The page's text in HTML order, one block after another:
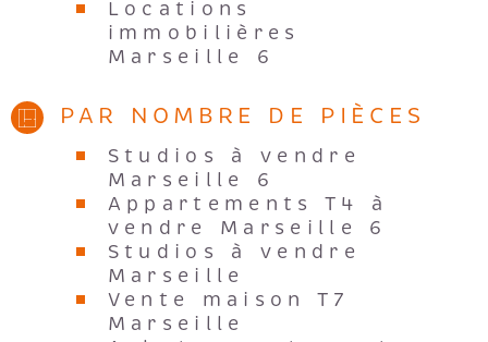
immobilières
Marseille 6
PAR NOMBRE DE PIÈCES
Marseille 6
Appartements T4 à
vendre Marseille 6
Studios à vendre
Marseille
Vente maison T7
Marseille
Achat appartement